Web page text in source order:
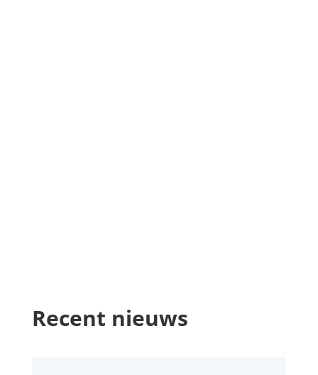
Recent nieuws